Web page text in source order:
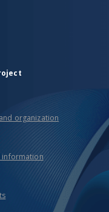
organization
information